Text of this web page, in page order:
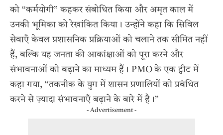
को “कर्मयोगी” कहकर संबोधित किया और अमृत काल में
उनकी भूमिका को रेखांकित किया। उन्होंने कहा कि सिविल
सेवाएँ केवल प्रशासनिक प्रक्रियाओं को चलाने तक सीमित नहीं
हैं, बल्कि यह जनता की आकांक्षाओं को पूरा करने और
संभावनाओं को बढ़ाने का माध्यम हैं। PMO के एक ट्वीट में
कहा गया, “तकनीक के युग में शासन प्रणालियों को प्रबंधित
करने से ज़्यादा संभावनाएँ बढ़ाने के बारे में है।”
- Advertisement -